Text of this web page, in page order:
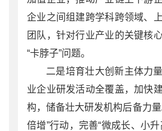
企业之间组建跨学科跨领域、
团队，针对行业产业的关键核
“卡脖子”问题。
二是培育壮大创新主体力
业企业研发活动全覆盖，加快
构，储备壮大研发机构后备力
倍增”行动，完善“微成长、小